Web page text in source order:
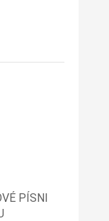
PÍSNI